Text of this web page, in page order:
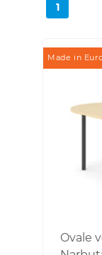
1
Made in
Ovale